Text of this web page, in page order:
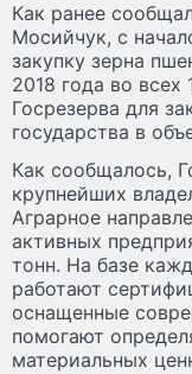
Как ранее
Мосийчук, с
закупку зерна
2018 года во всех
Госрезерва для
государства в
Как сообщалось,
крупнейших
Аграрное
активных
тонн. На базе
работают
оснащенные
помогают
материальных